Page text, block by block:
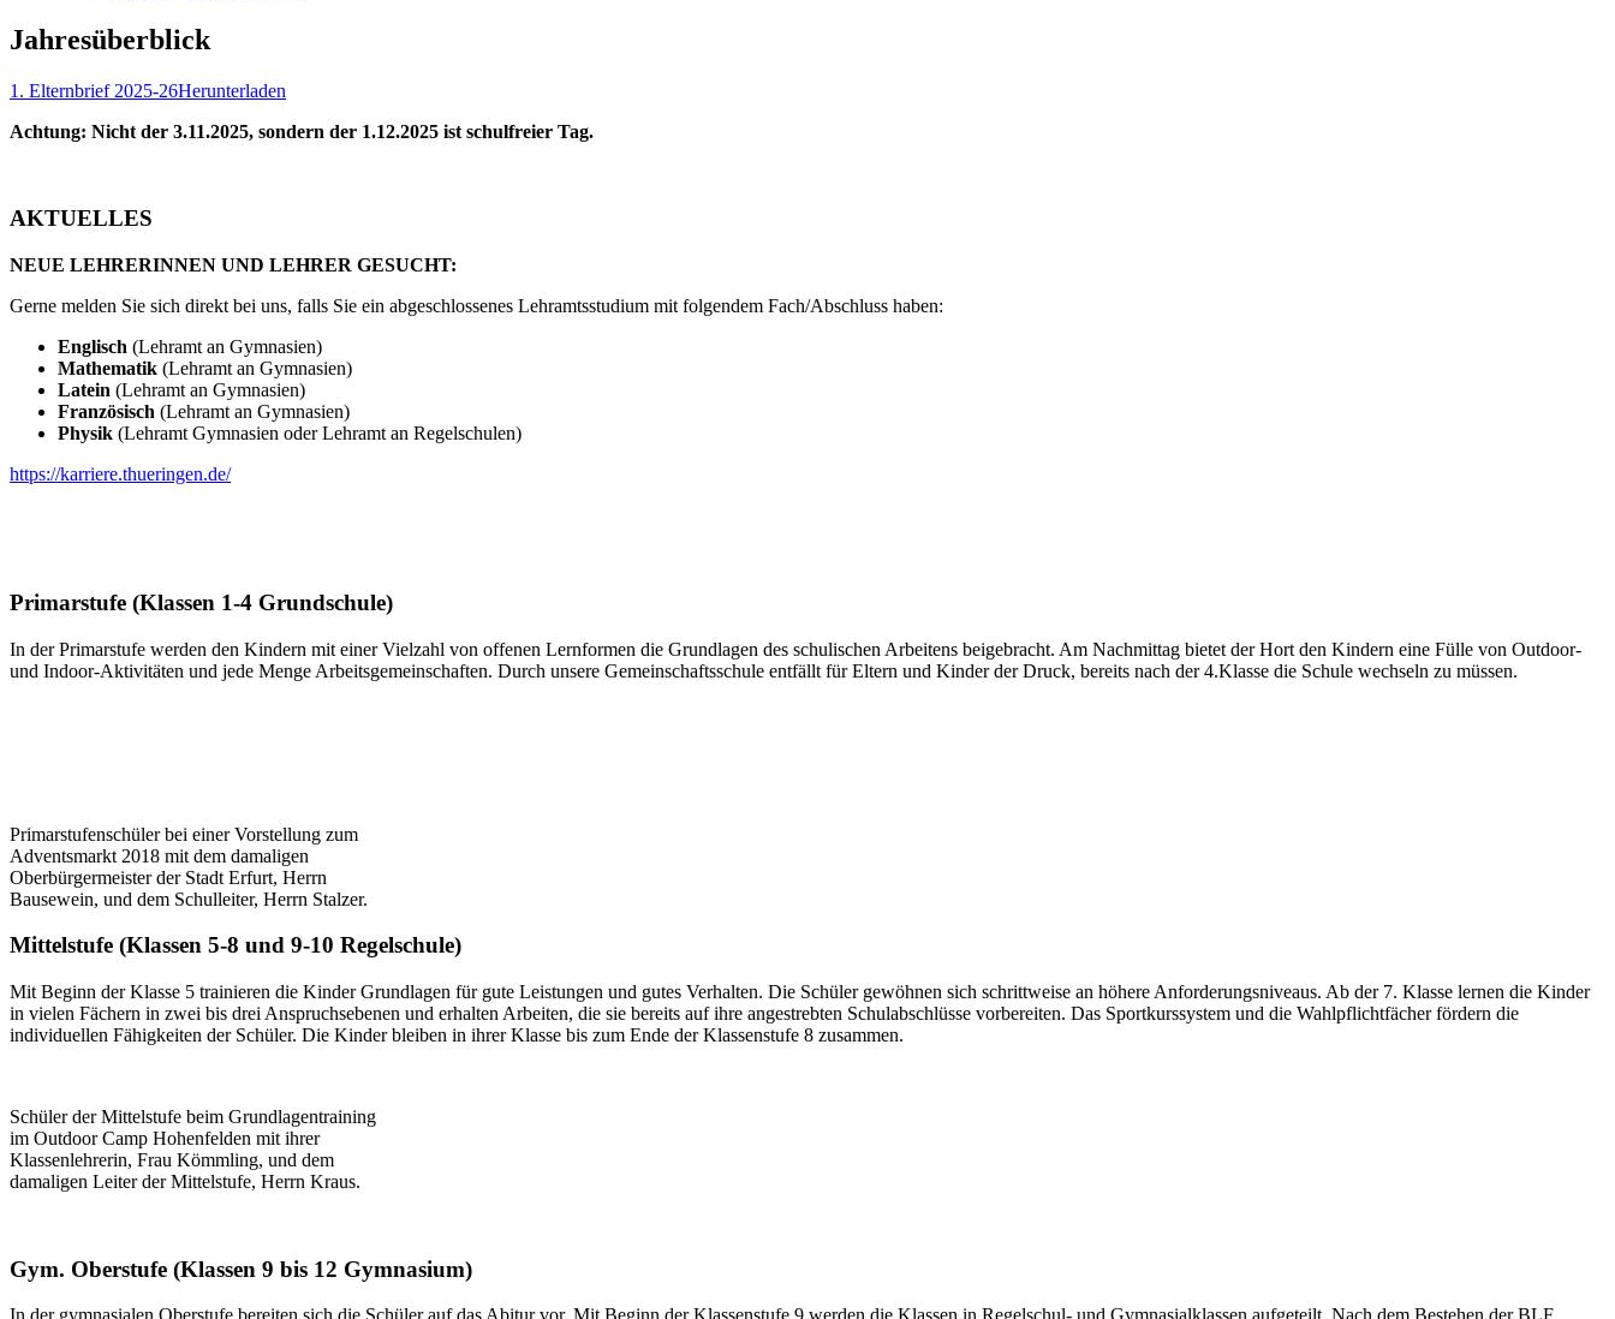
Jahresüberblick
1. Elternbrief 2025-26Herunterladen
Achtung: Nicht der 3.11.2025, sondern der 1.12.2025 ist schulfreier Tag.
AKTUELLES
NEUE LEHRERINNEN UND LEHRER GESUCHT:
Gerne melden Sie sich direkt bei uns, falls Sie ein abgeschlossenes Lehramtsstudium mit folgendem Fach/Abschluss haben:
Englisch (Lehramt an Gymnasien)
Mathematik (Lehramt an Gymnasien)
Latein (Lehramt an Gymnasien)
Französisch (Lehramt an Gymnasien)
Physik (Lehramt Gymnasien oder Lehramt an Regelschulen)
https://karriere.thueringen.de/
Primarstufe (Klassen 1-4 Grundschule)
In der Primarstufe werden den Kindern mit einer Vielzahl von offenen Lernformen die Grundlagen des schulischen Arbeitens beigebracht. Am Nachmittag bietet der Hort den Kindern eine Fülle von Outdoor-
und Indoor-Aktivitäten und jede Menge Arbeitsgemeinschaften. Durch unsere Gemeinschaftsschule entfällt für Eltern und Kinder der Druck, bereits nach der 4.Klasse die Schule wechseln zu müssen.
Primarstufenschüler bei einer Vorstellung zum
Adventsmarkt 2018 mit dem damaligen
Oberbürgermeister der Stadt Erfurt, Herrn
Bausewein, und dem Schulleiter, Herrn Stalzer.
Mittelstufe (Klassen 5-8 und 9-10 Regelschule)
Mit Beginn der Klasse 5 trainieren die Kinder Grundlagen für gute Leistungen und gutes Verhalten. Die Schüler gewöhnen sich schrittweise an höhere Anforderungsniveaus. Ab der 7. Klasse lernen die Kinder
in vielen Fächern in zwei bis drei Anspruchsebenen und erhalten Arbeiten, die sie bereits auf ihre angestrebten Schulabschlüsse vorbereiten. Das Sportkurssystem und die Wahlpflichtfächer fördern die
individuellen Fähigkeiten der Schüler. Die Kinder bleiben in ihrer Klasse bis zum Ende der Klassenstufe 8 zusammen.
Schüler der Mittelstufe beim Grundlagentraining
im Outdoor Camp Hohenfelden mit ihrer
Klassenlehrerin, Frau Kömmling, und dem
damaligen Leiter der Mittelstufe, Herrn Kraus.
Gym. Oberstufe (Klassen 9 bis 12 Gymnasium)